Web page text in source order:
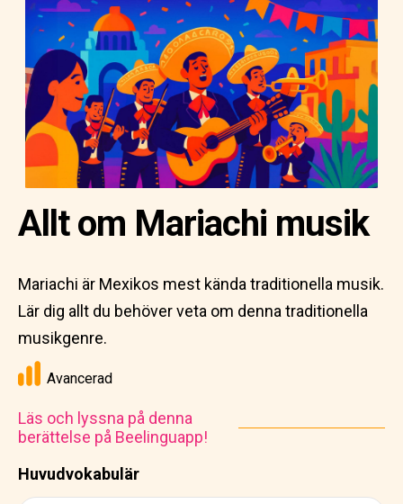
Huvudvokabulär
Allt om Mariachi musik
Mariachi är Mexikos mest kända traditionella musik.
Lär dig allt du behöver veta om denna traditionella
musikgenre.
Avancerad
Läs och lyssna på denna
berättelse på Beelinguapp!